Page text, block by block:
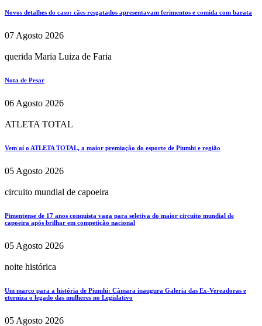
Novos detalhes do caso: cães resgatados apresentavam ferimentos e comida com barata
07 Agosto 2026
querida Maria Luiza de Faria
Nota de Pesar
06 Agosto 2026
ATLETA TOTAL
Vem aí o ATLETA TOTAL, a maior premiação do esporte de Piumhi e região
05 Agosto 2026
circuito mundial de capoeira
Pimentense de 17 anos conquista vaga para seletiva do maior circuito mundial de
capoeira após brilhar em competição nacional
05 Agosto 2026
noite histórica
Um marco para a história de Piumhi: Câmara inaugura Galeria das Ex-Vereadoras e
eterniza o legado das mulheres no Legislativo
05 Agosto 2026